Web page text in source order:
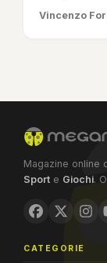
Vincenzo
Magazine online
Sport e Giochi.
CATEGORIE